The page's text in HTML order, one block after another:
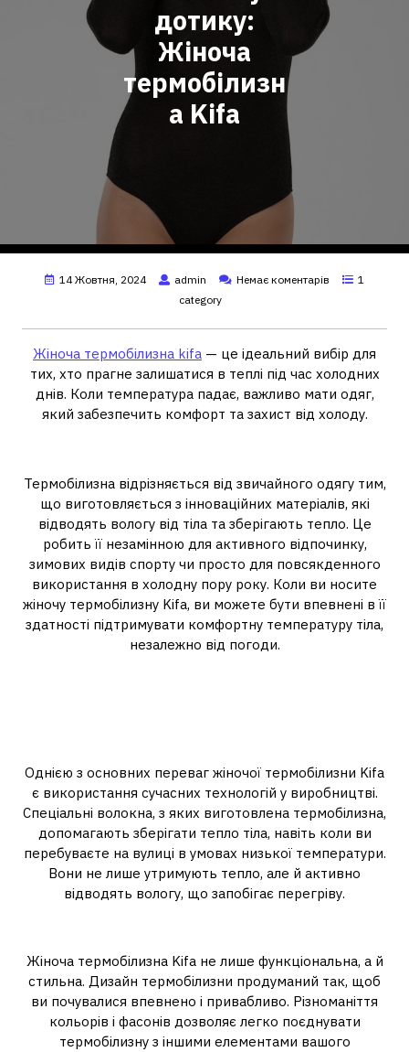
дотику:
Жіноча
термобілизн
а Kifa
14 Жовтня, 2024 admin Немає коментарів
1
category
Жіноча термобілизна kifa — це ідеальний вибір для
тих, хто прагне залишатися в теплі під час холодних
днів. Коли температура падає, важливо мати одяг,
який забезпечить комфорт та захист від холоду.
Термобілизна відрізняється від звичайного одягу тим,
що виготовляється з інноваційних матеріалів, які
відводять вологу від тіла та зберігають тепло. Це
робить її незамінною для активного відпочинку,
зимових видів спорту чи просто для повсякденного
використання в холодну пору року. Коли ви носите
жіночу термобілизну Kifa, ви можете бути впевнені в її
здатності підтримувати комфортну температуру тіла,
незалежно від погоди.
Однією з основних переваг жіночої термобілизни Kifa
є використання сучасних технологій у виробництві.
Спеціальні волокна, з яких виготовлена термобілизна,
допомагають зберігати тепло тіла, навіть коли ви
перебуваєте на вулиці в умовах низької температури.
Вони не лише утримують тепло, але й активно
відводять вологу, що запобігає перегріву.
Жіноча термобілизна Kifa не лише функціональна, а й
стильна. Дизайн термобілизни продуманий так, щоб
ви почувалися впевнено і привабливо. Різноманіття
кольорів і фасонів дозволяє легко поєднувати
термобілизну з іншими елементами вашого